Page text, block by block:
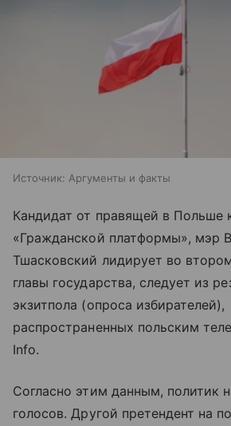
Источник: Аргументы и факты
Кандидат от правящей в Польше
«Гражданской платформы», мэр
Тшасковский лидирует во
главы государства, следует из
экзитпола (опроса избирателей),
распространенных польским
Info.
Согласно этим данным, политик
голосов. Другой претендент на